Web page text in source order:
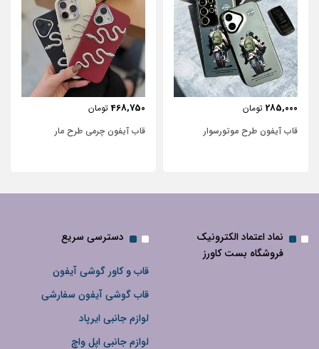
285,000 تومان
قاب آیفون طرح موتور‌سوار
468,750 تومان
قاب آیفون چرمی طرح مار
نماد اعتماد الکترونیک
فروشگاه بست کاورز
دسترسی سریع
قاب و کاور گوشی آیفون
قاب گوشی آیفون سفارشی
لوازم جانبی ایرپاد
لوازم جانبی اپل واچ